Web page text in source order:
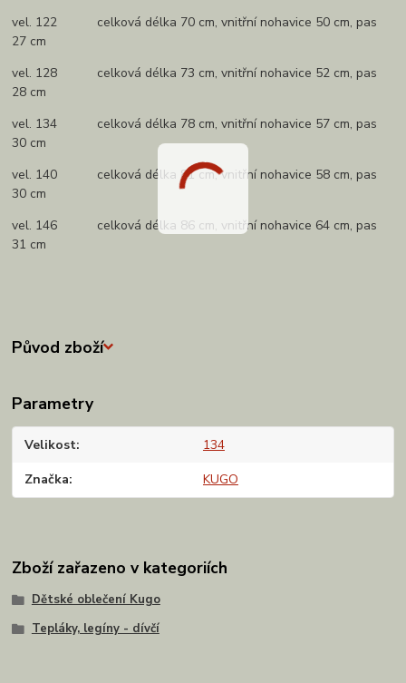
vel. 122 celková délka 70 cm, vnitřní nohavice 50 cm, pas
27 cm
vel. 128 celková délka 73 cm, vnitřní nohavice 52 cm, pas
28 cm
vel. 134 celková délka 78 cm, vnitřní nohavice 57 cm, pas
30 cm
vel. 140 celková délka 81 cm, vnitřní nohavice 58 cm, pas
30 cm
vel. 146 celková délka 86 cm, vnitřní nohavice 64 cm, pas
31 cm
Původ zboží
Parametry
Velikost 134
Značka KUGO
Zboží zařazeno v kategoriích
Dětské oblečení Kugo
Tepláky, legíny - dívčí